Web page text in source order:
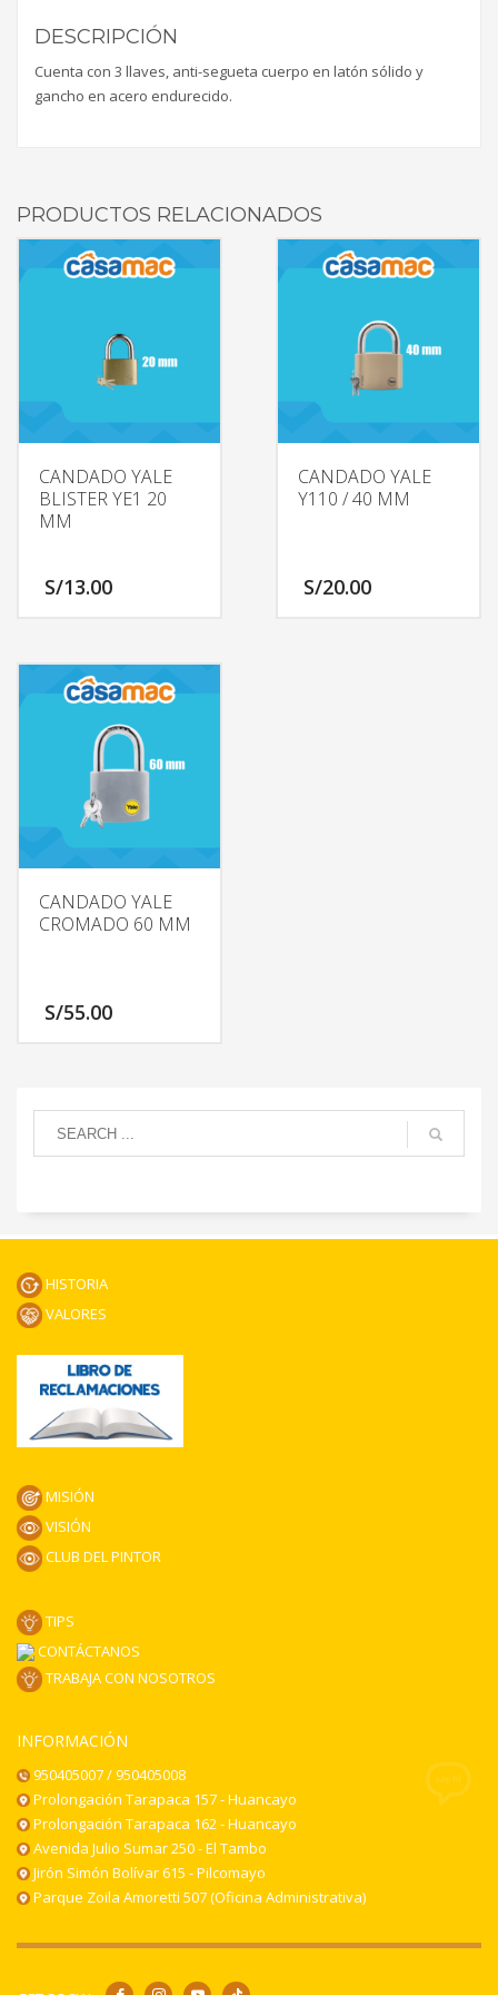
DESCRIPCIÓN
Cuenta con 3 llaves, anti-segueta cuerpo en latón sólido y
gancho en acero endurecido.
PRODUCTOS RELACIONADOS
CANDADO YALE
BLISTER YE1 20
MM
S/13.00
CANDADO YALE
Y110 / 40 MM
S/20.00
CANDADO YALE
CROMADO 60 MM
S/55.00
HISTORIA
VALORES
MISIÓN
VISIÓN
CLUB DEL PINTOR
TIPS
CONTÁCTANOS
TRABAJA CON NOSOTROS
INFORMACIÓN
950405007 / 950405008
Prolongación Tarapaca 157 - Huancayo
Prolongación Tarapaca 162 - Huancayo
Avenida Julio Sumar 250 - El Tambo
Jirón Simón Bolívar 615 - Pilcomayo
Parque Zoila Amoretti 507 (Oficina Administrativa)